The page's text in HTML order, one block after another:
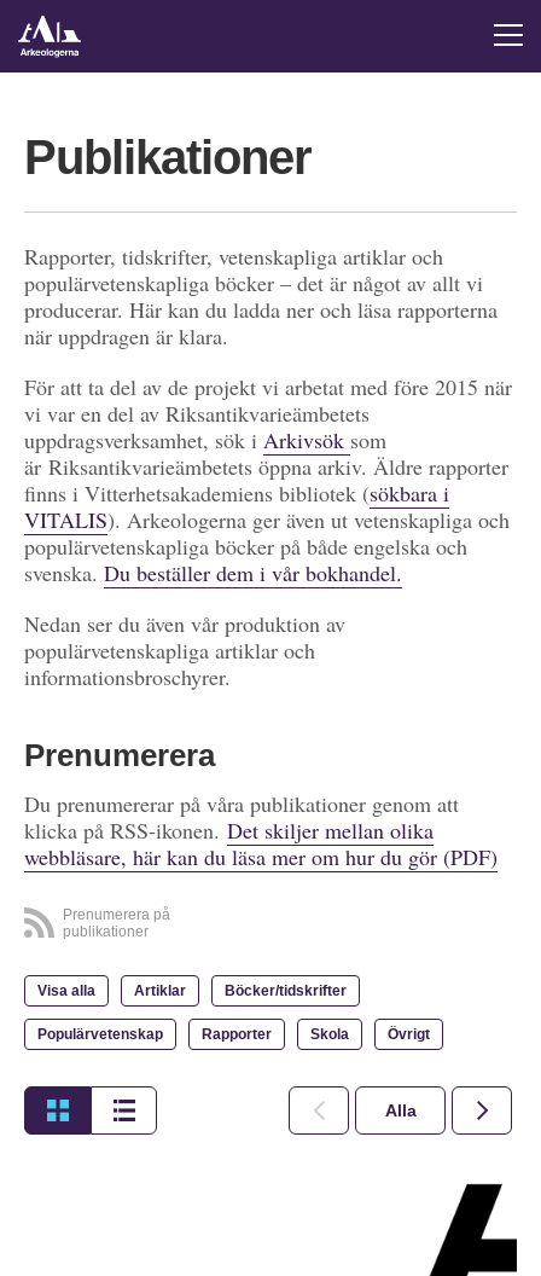
Publikationer
Rapporter, tidskrifter, vetenskapliga artiklar och
populärvetenskapliga böcker – det är något av allt vi
producerar. Här kan du ladda ner och läsa rapporterna
när uppdragen är klara.
För att ta del av de projekt vi arbetat med före 2015 när
vi var en del av Riksantikvarieämbetets
uppdragsverksamhet, sök i Arkivsök som
är Riksantikvarieämbetets öppna arkiv. Äldre rapporter
finns i Vitterhetsakademiens bibliotek (sökbara i
VITALIS). Arkeologerna ger även ut vetenskapliga och
populärvetenskapliga böcker på både engelska och
svenska. Du beställer dem i vår bokhandel.
Nedan ser du även vår produktion av
populärvetenskapliga artiklar och
informationsbroschyrer.
Prenumerera
Du prenumererar på våra publikationer genom att
klicka på RSS-ikonen. Det skiljer mellan olika
webbläsare, här kan du läsa mer om hur du gör (PDF)
Prenumerera på
publikationer
Visa alla Artiklar Böcker/tidskrifter
Populärvetenskap Rapporter Skola Övrigt
Alla 2026